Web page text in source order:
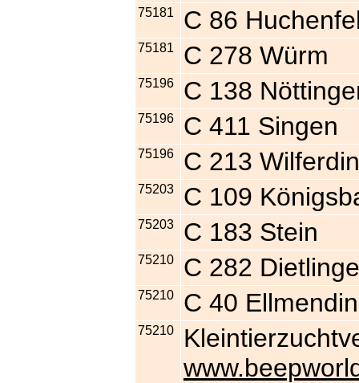
75181 C 86
75181 C 278 Würm
75196 C 138
75196 C 411 Singen
75196 C 213
75203 C 109
75203 C 183 Stein
75210 C 282
75210 C 40
75210